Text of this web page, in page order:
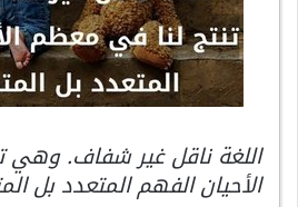
اللغة ناقل غير شفاف. وهي
الأحيان الفهم المتعدد بل